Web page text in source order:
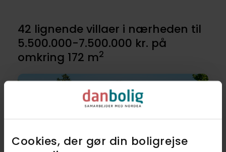
Cookies, der gør din boligrejse
42 lignende villaer i nærheden til
5.500.000-7.500.000 kr. på
omkring 172 m2